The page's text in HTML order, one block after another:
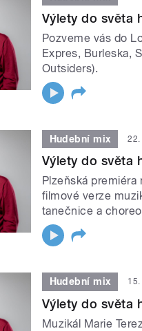
Výlety do světa
Pozveme vás do
Expres, Burleska,
Outsiders).
Hudební mix 22.
Výlety do světa
Plzeňská
filmové verze
tanečnice a
Hudební mix
Výlety do světa
Muzikál Marie